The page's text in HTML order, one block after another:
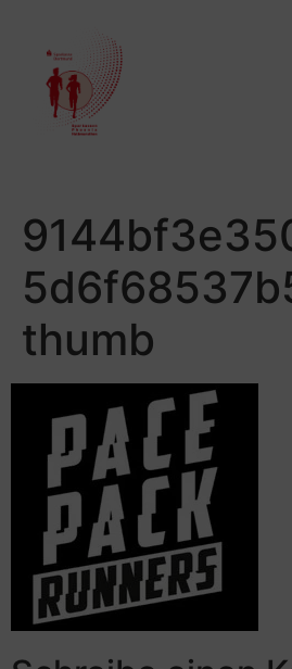
thumb